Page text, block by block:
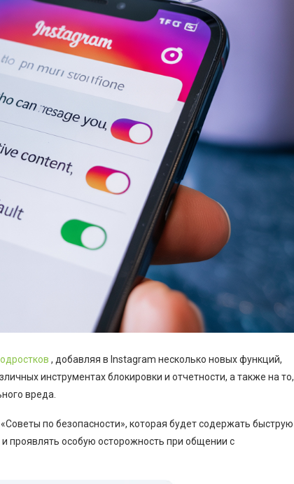
, добавляя в Instagram несколько новых функций,
инструментах блокировки и отчетности, а также на то,
вреда.
по безопасности», которая будет содержать быструю
проявлять особую осторожность при общении с